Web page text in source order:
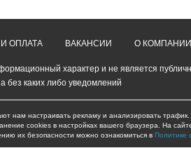
ОПЛАТА ВАКАНСИИ О КОМПАНИИ
характер и не является
без каких либо уведомлений
нам настраивать рекламу и анализировать
cookies в настройках вашего браузера. На
их безопасности можно ознакомиться в Политике